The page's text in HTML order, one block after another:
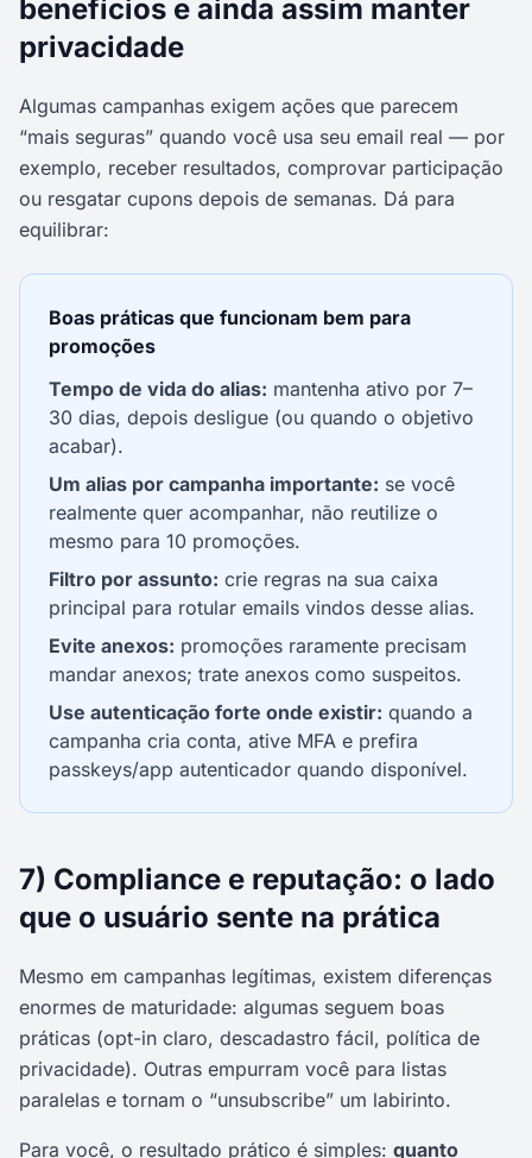
benefícios e ainda assim manter
privacidade
Algumas campanhas exigem ações que parecem
“mais seguras” quando você usa seu email real — por
exemplo, receber resultados, comprovar participação
ou resgatar cupons depois de semanas. Dá para
equilibrar:
Boas práticas que funcionam bem para
promoções
Tempo de vida do alias: mantenha ativo por 7–
30 dias, depois desligue (ou quando o objetivo
acabar).
Um alias por campanha importante: se você
realmente quer acompanhar, não reutilize o
mesmo para 10 promoções.
Filtro por assunto: crie regras na sua caixa
principal para rotular emails vindos desse alias.
Evite anexos: promoções raramente precisam
mandar anexos; trate anexos como suspeitos.
Use autenticação forte onde existir: quando a
campanha cria conta, ative MFA e prefira
passkeys/app autenticador quando disponível.
7) Compliance e reputação: o lado
que o usuário sente na prática
Mesmo em campanhas legítimas, existem diferenças
enormes de maturidade: algumas seguem boas
práticas (opt-in claro, descadastro fácil, política de
privacidade). Outras empurram você para listas
paralelas e tornam o “unsubscribe” um labirinto.
Para você, o resultado prático é simples: quanto